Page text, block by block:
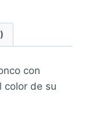
con
color de su